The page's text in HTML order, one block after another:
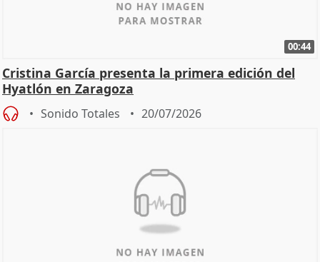
00:44
Cristina García presenta la primera edición del
Hyatlón en Zaragoza
Sonido Totales 20/07/2026